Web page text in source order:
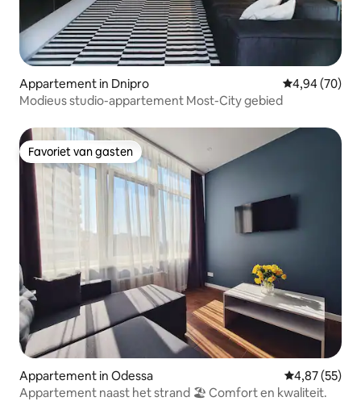
Appartement in Dnipro Gemiddelde
4,94 (70)
Modieus studio-appartement Most-City gebied
Favoriet van gasten
Favoriet van gasten
Appartement in Odessa Gemiddelde
4,87 (55)
Appartement naast het strand 🏖 Comfort en kwaliteit.